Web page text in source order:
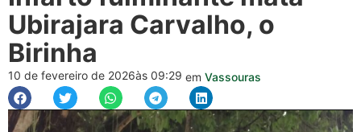
Ubirajara Carvalho, o
Birinha
10 de fevereiro de 2026às 09:29 em Vassouras